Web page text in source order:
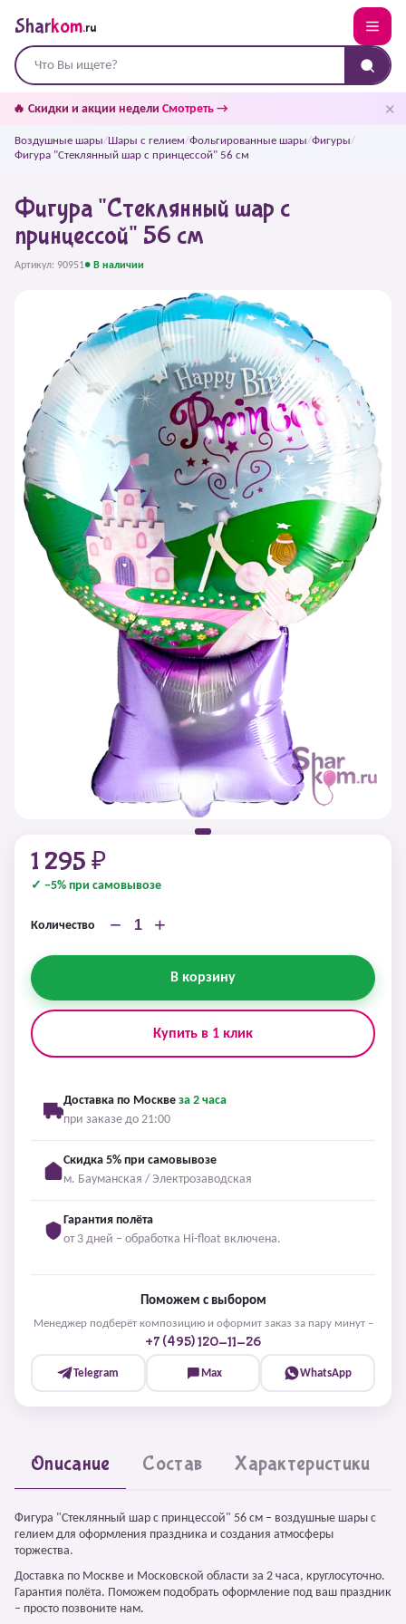
Sharkom.ru
🔥 Скидки и акции недели Смотреть → ✕
Воздушные шары/Шары с гелием/Фольгированные шары/Фигуры/
Фигура "Стеклянный шар с принцессой" 56 см
Фигура "Стеклянный шар с
принцессой" 56 см
Артикул: 90951● В наличии
1 295 ₽
✓ −5% при самовывозе
Количество − +
В корзину
Купить в 1 клик
Доставка по Москве за 2 часа
при заказе до 21:00
Скидка 5% при самовывозе
м. Бауманская / Электрозаводская
Гарантия полёта
от 3 дней – обработка Hi-float включена.
Поможем с выбором
Менеджер подберёт композицию и оформит заказ за пару минут –
+7 (495) 120-11-26
Telegram Max WhatsApp
Описание Состав Характеристики
Фигура "Стеклянный шар с принцессой" 56 см – воздушные шары с
гелием для оформления праздника и создания атмосферы
торжества.
Доставка по Москве и Московской области за 2 часа, круглосуточно.
Гарантия полёта. Поможем подобрать оформление под ваш праздник
– просто позвоните нам.